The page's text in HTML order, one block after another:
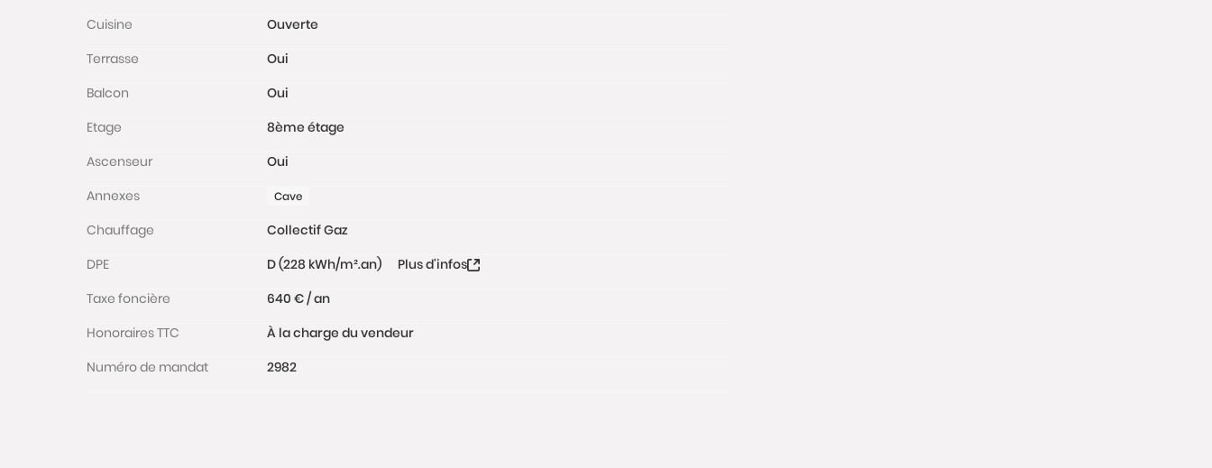
Cuisine
Ouverte
Terrasse
Oui
Balcon
Oui
Etage
8ème étage
Ascenseur
Oui
Annexes
Cave
Chauffage
Collectif Gaz
DPE
D (228 kWh/m².an)
Plus d'infos
Taxe foncière
640 € / an
Honoraires TTC
À la charge du vendeur
Numéro de mandat
2982